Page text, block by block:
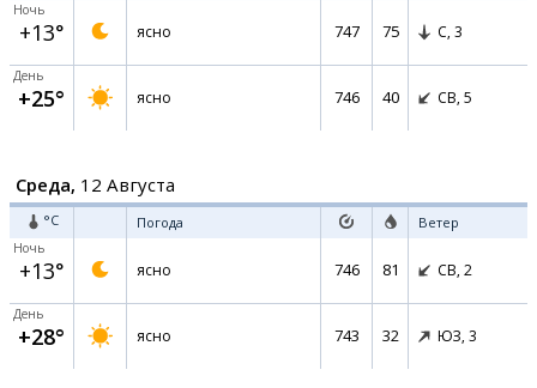
Ночь
+13° ясно 747 75 С, 3
День
+25° ясно 746 40 СВ, 5
Среда, 12 Августа
°C Погода Ветер
Ночь
+13° ясно 746 81 СВ, 2
День
+28° ясно 743 32 ЮЗ, 3